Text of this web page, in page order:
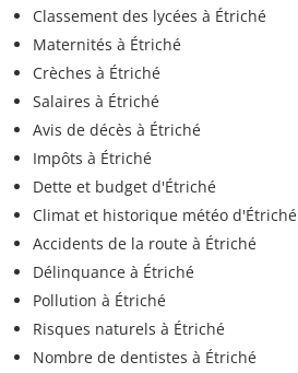
Classement des lycées à Étriché
Maternités à Étriché
Crèches à Étriché
Salaires à Étriché
Avis de décès à Étriché
Impôts à Étriché
Dette et budget d'Étriché
Climat et historique météo d'Étriché
Accidents de la route à Étriché
Délinquance à Étriché
Pollution à Étriché
Risques naturels à Étriché
Nombre de dentistes à Étriché